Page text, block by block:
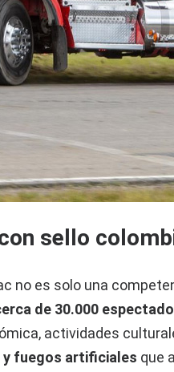
sello
no es solo una
de 30.000
actividades
y fuegos artificiales que